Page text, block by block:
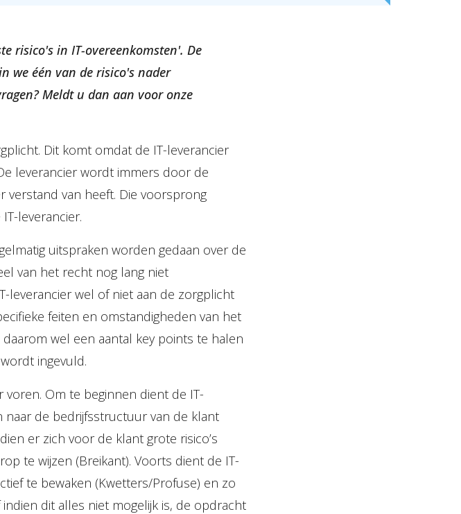
risico's in IT-overeenkomsten'. De
we één van de risico's nader
Meldt u dan aan voor onze
Dit komt omdat de IT-leverancier
leverancier wordt immers door de
verstand van heeft. Die voorsprong
leverancier.
uitspraken worden gedaan over de
van het recht nog lang niet
leverancier wel of niet aan de zorgplicht
feiten en omstandigheden van het
wel een aantal key points te halen
ingevuld.
Om te beginnen dient de IT-
de bedrijfsstructuur van de klant
er zich voor de klant grote risico’s
te wijzen (Breikant). Voorts dient de IT-
te bewaken (Kwetters/Profuse) en zo
dit alles niet mogelijk is, de opdracht